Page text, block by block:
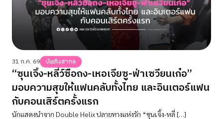
31 ก.ค. 69 บันเทิงสากล
“ซุนเจิ้ง-หลี่ว์ซือถง-เหอเจียซู-ฟ่าเซวียนเก๋อ”
มอบความสุขให้แฟนคลับทั้งไทย และอินเตอร์แฟน
กับคอนเสิร์ตครั้งแรก
นักแสดงนำจาก Double Helix ปลายทางแห่งรัก “ซุนเจิ้ง-หลี่ […]